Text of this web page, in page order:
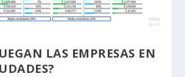
LAS EMPRESAS EN